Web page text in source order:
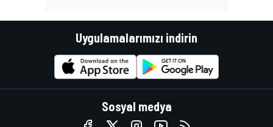
Uygulamalarımızı indirin
Sosyal medya